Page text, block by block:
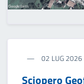
02 LUG 2026
Sciopero